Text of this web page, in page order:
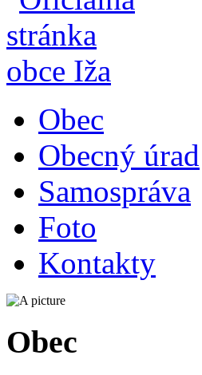
Obec
Obecný úrad
Samospráva
Foto
Kontakty
Obec